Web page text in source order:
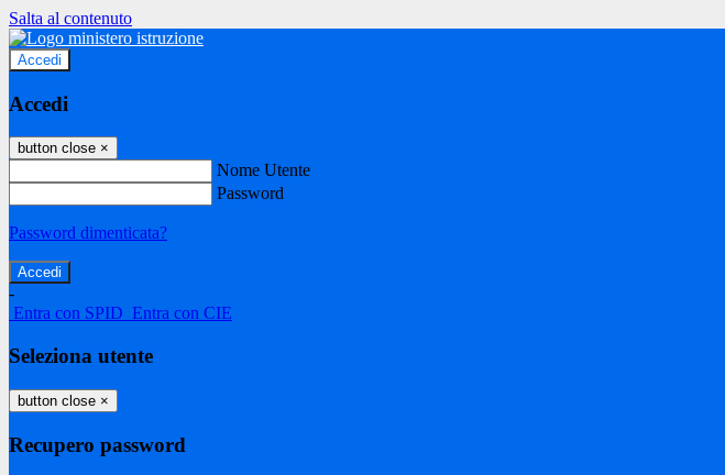
Salta al contenuto
Accedi
Accedi
button close ×
Nome Utente
Password
Password dimenticata?
-
Entra con SPID Entra con CIE
Seleziona utente
button close ×
Recupero password